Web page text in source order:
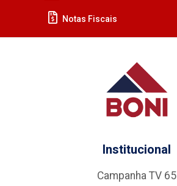
Notas Fiscais
Institucional
Campanha TV 65